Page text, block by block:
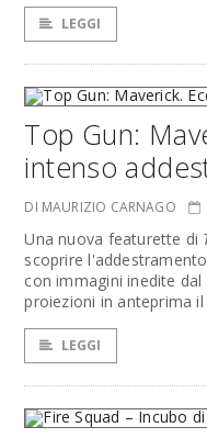
LEGGI
Top Gun:
intenso
DI MAURIZIO CARNAGO
Una nuova featurette di
scoprire
con immagini inedite
proiezioni in anteprima
LEGGI